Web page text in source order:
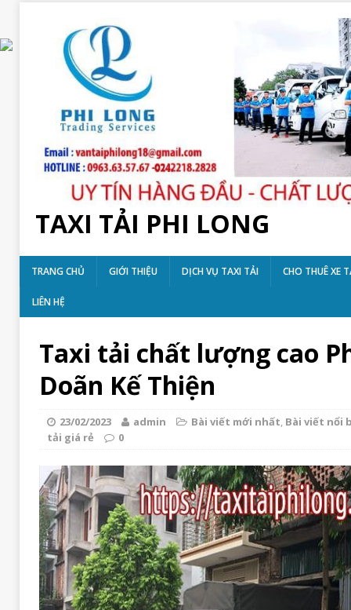
TAXI TẢI PHI LONG
TRANG CHỦ GIỚI THIỆU DỊCH VỤ TAXI TẢI CHO THUÊ XE
LIÊN HỆ
Taxi tải chất lượng cao
Doãn Kế Thiện
23/02/2023 admin Bài viết mới nhất, Bài viết nổi
tải giá rẻ
0